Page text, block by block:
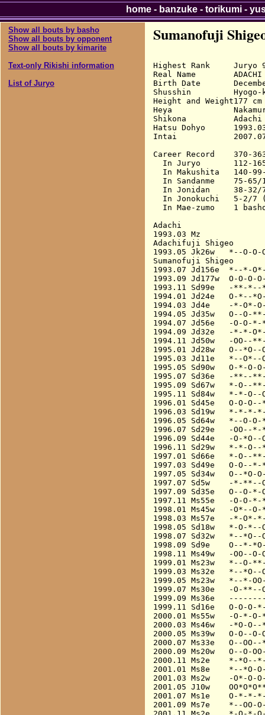
Show all bouts by basho
Show all bouts by opponent
Show all bouts by kimarite
Text-only Rikishi information
List of Juryo
Sumanofuji
Highest Rank     Juryo
Real Name        ADACHI
Birth Date
Shusshin         Hyogo-
Height and Weight177
Heya
Shikona          Adachi
Hatsu Dohyo
Intai
Career Record    370-
In Juryo       112-
In Makushita   140-
In Sandanme    75-65/
In Jonidan     38-32/
In Jonokuchi   5-2/7
In Mae-zumo    1
Adachi
1993.03 Mz
Adachifuji Shigeo
1993.05 Jk26w   *--O-O-
Sumanofuji Shigeo
1993.07 Jd156e  *--*-
1993.09 Jd177w  O-O-O-
1993.11 Sd99e   -**-*--
1994.01 Jd24e   O-*--
1994.03 Jd4e    -*-O*-
1994.05 Jd35w   O--O-
1994.07 Jd56e   -O-O-
1994.09 Jd32e   -*-*-
1994.11 Jd50w   -OO--
1995.01 Jd28w   O--
1995.03 Jd11e   *--O*--
1995.05 Sd90w   O-*-O-
1995.07 Sd36e   -**--
1995.09 Sd67w   *-O--
1995.11 Sd84w   *-*-O--
1996.01 Sd45e   O-O-
1996.03 Sd19w   *-*-
1996.05 Sd64w   *--O-O-
1996.07 Sd29e   -OO--
1996.09 Sd44e   -O-
1996.11 Sd29w   *-*-
1997.01 Sd66e   *-O--
1997.03 Sd49e   O-O--
1997.05 Sd34w   O--*O-
1997.07 Sd5w    -*-**--
1997.09 Sd35e   O--O-*-
1997.11 Ms55e   -O-O-
1998.01 Ms45w   -O*--
1998.03 Ms57e   -*-O*-
1998.05 Sd18w   *-O-
1998.07 Sd32w   *--*O--
1998.09 Sd9e    O--*-
1998.11 Ms49w   -OO--
1999.01 Ms23w   *--O-
1999.03 Ms32e   *--*O--
1999.05 Ms23w   *--*-
1999.07 Ms30e   -O-
1999.09 Ms36e
1999.11 Sd16e   O-O-O-
2000.01 Ms55w   -O-*-
2000.03 Ms46w   -*O-
2000.05 Ms39w   O-O--
2000.07 Ms33e   O--
2000.09 Ms20w   O--O-
2000.11 Ms2e    *-*O--
2001.01 Ms8e    *--*O-
2001.03 Ms2w    -O*-O-
2001.05 J10w
2001.07 Ms1e    O-*-*-
2001.09 Ms7e    *--OO-
home- banzuke- torikumi-